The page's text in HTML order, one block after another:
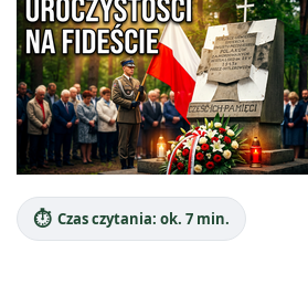
⏱️ Czas czytania: ok. 7 min.